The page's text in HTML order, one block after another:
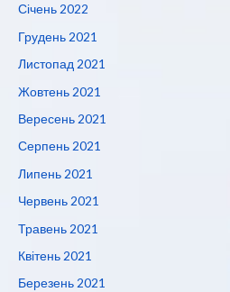
Січень 2022
Грудень 2021
Листопад 2021
Жовтень 2021
Вересень 2021
Серпень 2021
Липень 2021
Червень 2021
Травень 2021
Квітень 2021
Березень 2021